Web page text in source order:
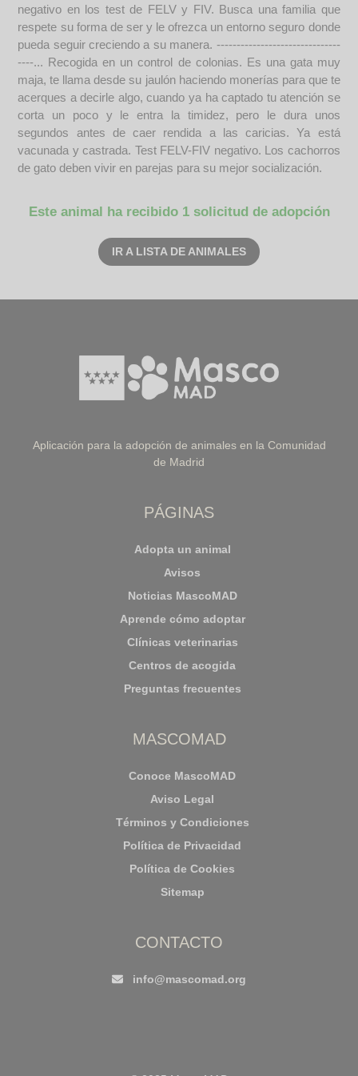
negativo en los test de FELV y FIV. Busca una familia que
respete su forma de ser y le ofrezca un entorno seguro donde
pueda seguir creciendo a su manera. -------------------------------
----... Recogida en un control de colonias. Es una gata muy
maja, te llama desde su jaulón haciendo monerías para que te
acerques a decirle algo, cuando ya ha captado tu atención se
corta un poco y le entra la timidez, pero le dura unos
segundos antes de caer rendida a las caricias. Ya está
vacunada y castrada. Test FELV-FIV negativo. Los cachorros
de gato deben vivir en parejas para su mejor socialización.
Este animal ha recibido 1 solicitud de adopción
IR A LISTA DE ANIMALES
Aplicación para la adopción de animales en la Comunidad
de Madrid
PÁGINAS
Adopta un animal
Avisos
Noticias MascoMAD
Aprende cómo adoptar
Clínicas veterinarias
Centros de acogida
Preguntas frecuentes
MASCOMAD
Conoce MascoMAD
Aviso Legal
Términos y Condiciones
Política de Privacidad
Política de Cookies
Sitemap
CONTACTO
info@mascomad.org